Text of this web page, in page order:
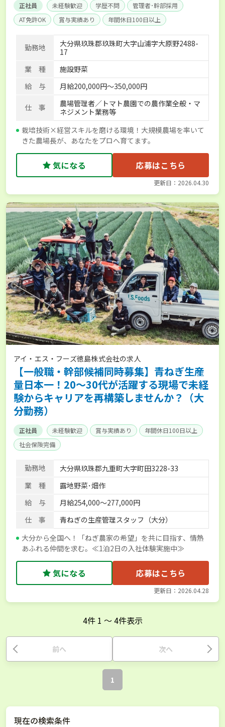
正社員 未経験歓迎 学歴不問
管理者･幹部採用
AT免許OK
賞与実績あり
年間休日100日以上
社会保険完備
勤務地
大分県玖珠郡玖珠町大字山浦字大原野2488-
17
業 種
施設野菜
給 与
月給200,000円〜350,000円
仕 事
農場管理者／トマト農園での農作業全般・マ
ネジメント業務等
栽培技術×経営スキルを磨ける環境！大規模農場を率いて
きた農場長が、あなたをプロへ育てます。
気になる 応募はこちら
更新日：2026.04.30
アイ・エス・フーズ徳島株式会社の求人
【一般職・幹部候補同時募集】青ねぎ生産
量日本一！20～30代が活躍する現場で未経
験からキャリアを再構築しませんか？（大
分勤務）
正社員 未経験歓迎 賞与実績あり
年間休日100日以上
社会保険完備
勤務地
大分県玖珠郡九重町大字町田3228-33
業 種
露地野菜･畑作
給 与
月給254,000～277,000円
仕 事
青ねぎの生産管理スタッフ（大分）
大分から全国へ！「ねぎ農家の希望」を共に目指す、情熱
あふれる仲間を求む。≪1泊2日の入社体験実施中≫
気になる 応募はこちら
更新日：2026.04.28
4件 1 〜4件表示
前へ 次へ
1
現在の検索条件